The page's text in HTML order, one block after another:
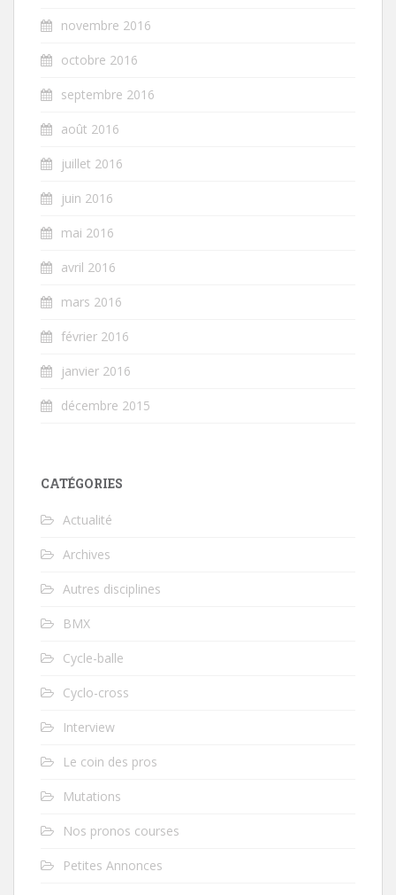
novembre 2016
octobre 2016
septembre 2016
août 2016
juillet 2016
juin 2016
mai 2016
avril 2016
mars 2016
février 2016
janvier 2016
décembre 2015
CATÉGORIES
Actualité
Archives
Autres disciplines
BMX
Cycle-balle
Cyclo-cross
Interview
Le coin des pros
Mutations
Nos pronos courses
Petites Annonces